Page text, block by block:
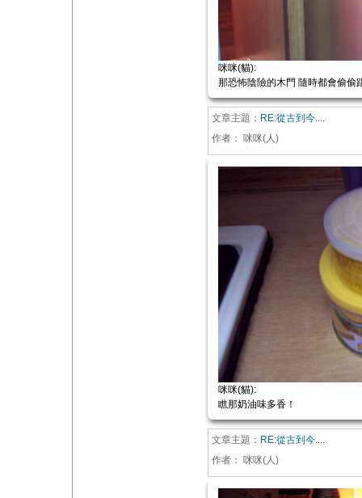
咪咪(貓):
那恐怖陰險的木門 隨時都會偷偷
文章主題： RE:從古到今....
作者： 咪咪(人)
咪咪(貓):
瞧那奶油味多香！
文章主題： RE:從古到今....
作者： 咪咪(人)